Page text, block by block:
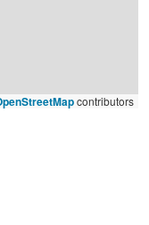
contributors